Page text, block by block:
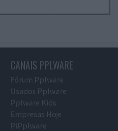
CANAIS PPLWARE
Fórum Pplware
Usados Pplware
Pplware Kids
Empresas Hoje
PiPplware